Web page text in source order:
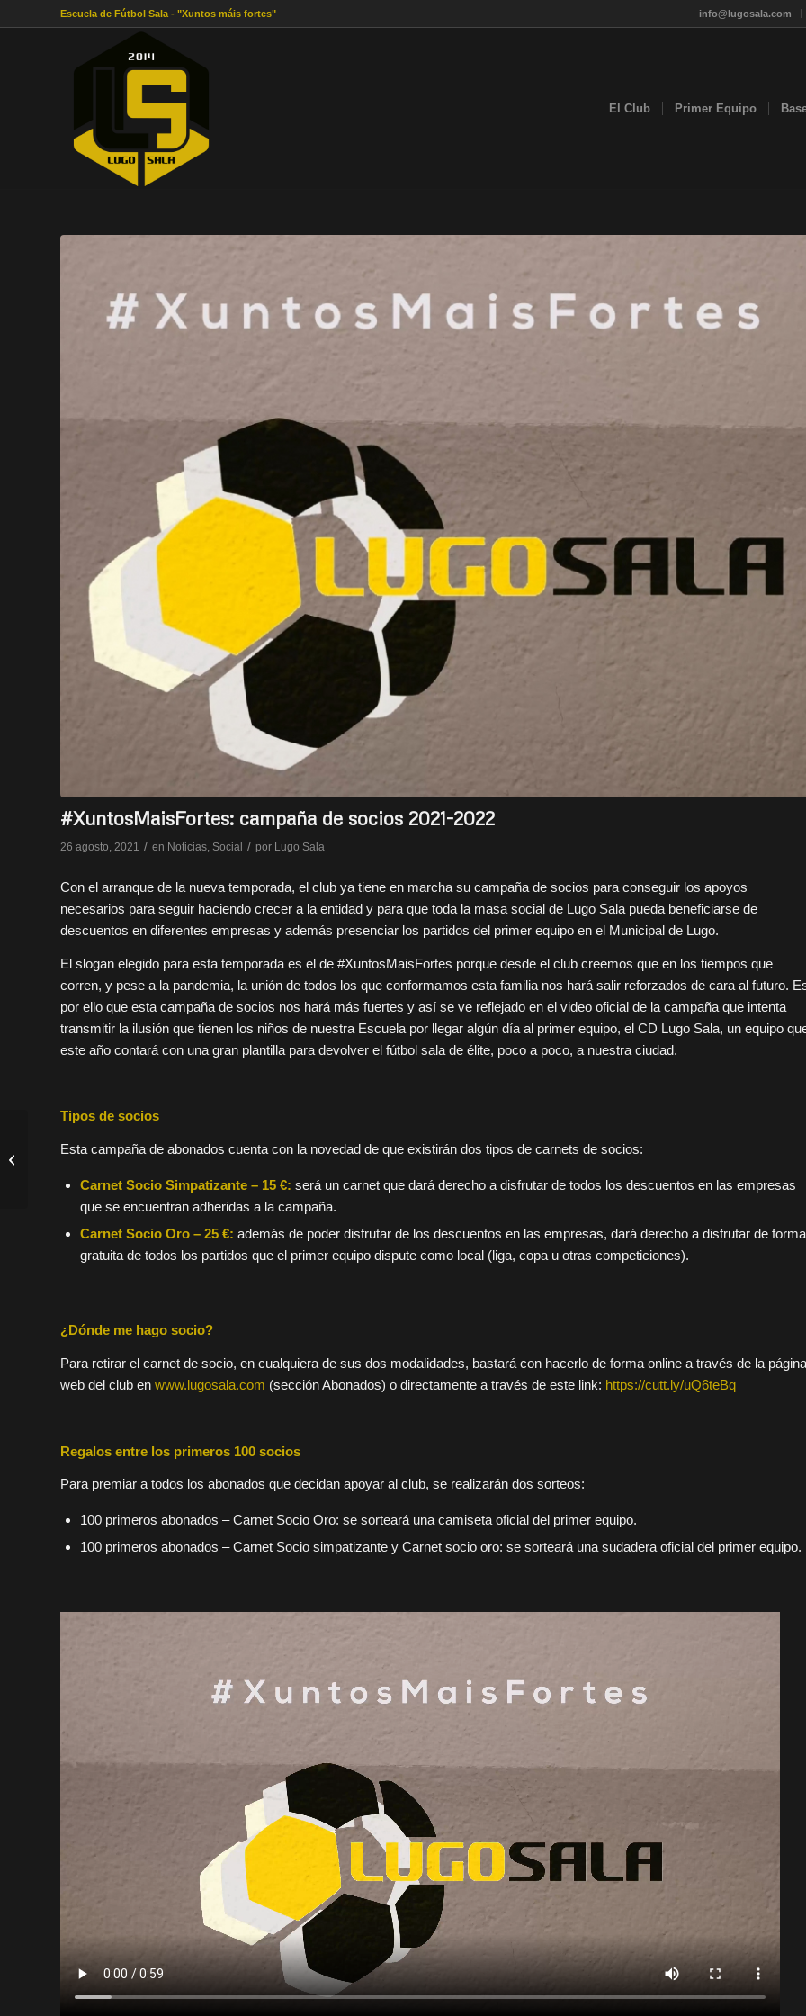
info@lugosala.com
Escuela de Fútbol Sala - "Xuntos máis fortes"
El Club Primer Equipo
#XuntosMaisFortes: campaña de socios 2021-2022
26 agosto, 2021 / en Noticias, Social / por Lugo Sala
Con el arranque de la nueva temporada, el club ya tiene en marcha su campaña de socios para conseguir los apoyos
necesarios para seguir haciendo crecer a la entidad y para que toda la masa social de Lugo Sala pueda beneficiarse de
descuentos en diferentes empresas y además presenciar los partidos del primer equipo en el Municipal de Lugo.
El slogan elegido para esta temporada es el de #XuntosMaisFortes porque desde el club creemos que en los tiempos que
corren, y pese a la pandemia, la unión de todos los que conformamos esta familia nos hará salir reforzados de cara al futuro.
por ello que esta campaña de socios nos hará más fuertes y así se ve reflejado en el video oficial de la campaña que intenta
transmitir la ilusión que tienen los niños de nuestra Escuela por llegar algún día al primer equipo, el CD Lugo Sala, un equipo
este año contará con una gran plantilla para devolver el fútbol sala de élite, poco a poco, a nuestra ciudad.
Tipos de socios
Esta campaña de abonados cuenta con la novedad de que existirán dos tipos de carnets de socios:
Carnet Socio Simpatizante – 15 €: será un carnet que dará derecho a disfrutar de todos los descuentos en las empresas
que se encuentran adheridas a la campaña.
Carnet Socio Oro – 25 €: además de poder disfrutar de los descuentos en las empresas, dará derecho a disfrutar de forma
gratuita de todos los partidos que el primer equipo dispute como local (liga, copa u otras competiciones).
¿Dónde me hago socio?
Para retirar el carnet de socio, en cualquiera de sus dos modalidades, bastará con hacerlo de forma online a través de la página
web del club en www.lugosala.com (sección Abonados) o directamente a través de este link: https://cutt.ly/uQ6teBq
Regalos entre los primeros 100 socios
Para premiar a todos los abonados que decidan apoyar al club, se realizarán dos sorteos:
100 primeros abonados – Carnet Socio Oro: se sorteará una camiseta oficial del primer equipo.
100 primeros abonados – Carnet Socio simpatizante y Carnet socio oro: se sorteará una sudadera oficial del primer equipo.
patrocinador que se une
a la familia Lugo Sala